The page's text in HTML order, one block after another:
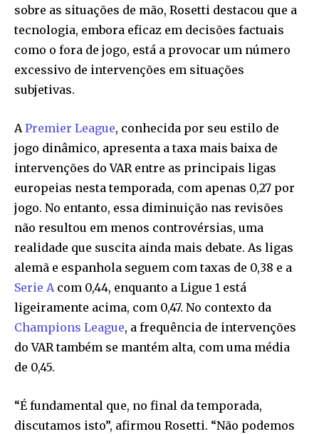
sobre as situações de mão, Rosetti destacou que a
tecnologia, embora eficaz em decisões factuais
como o fora de jogo, está a provocar um número
excessivo de intervenções em situações
subjetivas.
APremier League, conhecida por seu estilo de
jogo dinâmico, apresenta a taxa mais baixa de
intervenções do VAR entre as principais ligas
europeias nesta temporada, com apenas 0,27 por
jogo. No entanto, essa diminuição nas revisões
não resultou em menos controvérsias, uma
realidade que suscita ainda mais debate. As ligas
alemã e espanhola seguem com taxas de 0,38 e a
Serie Acom 0,44, enquanto a Ligue 1 está
ligeiramente acima, com 0,47. No contexto da
Champions League, a frequência de intervenções
do VAR também se mantém alta, com uma média
de 0,45.
“É fundamental que, no final da temporada,
discutamos isto”, afirmou Rosetti. “Não podemos